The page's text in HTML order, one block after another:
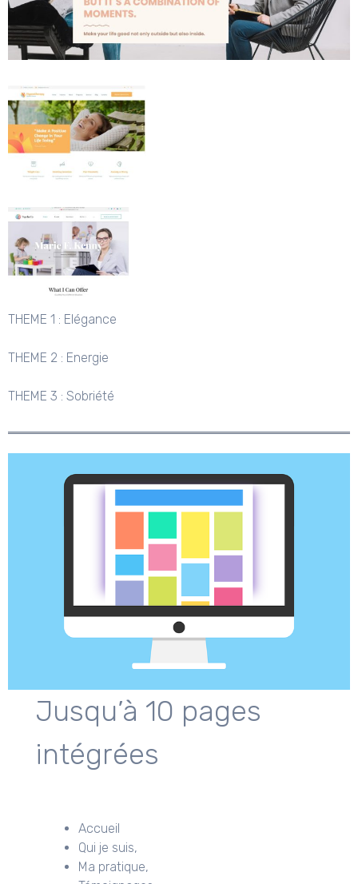
THEME 1 : Elégance
THEME 2 : Energie
THEME 3 : Sobriété
Jusqu’à 10 pages
intégrées
Accueil
Qui je suis,
Ma pratique,